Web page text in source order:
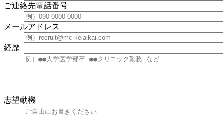
ご連絡先電話番号
メールアドレス
経歴
志望動機